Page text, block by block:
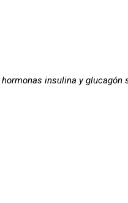
hormonas insulina y